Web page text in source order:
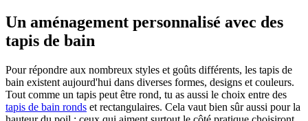
Un aménagement personnalisé avec des
tapis de bain
Pour répondre aux nombreux styles et goûts différents, les tapis de
bain existent aujourd'hui dans diverses formes, designs et couleurs.
Tout comme un tapis peut être rond, tu as aussi le choix entre des
tapis de bain ronds et rectangulaires. Cela vaut bien sûr aussi pour la